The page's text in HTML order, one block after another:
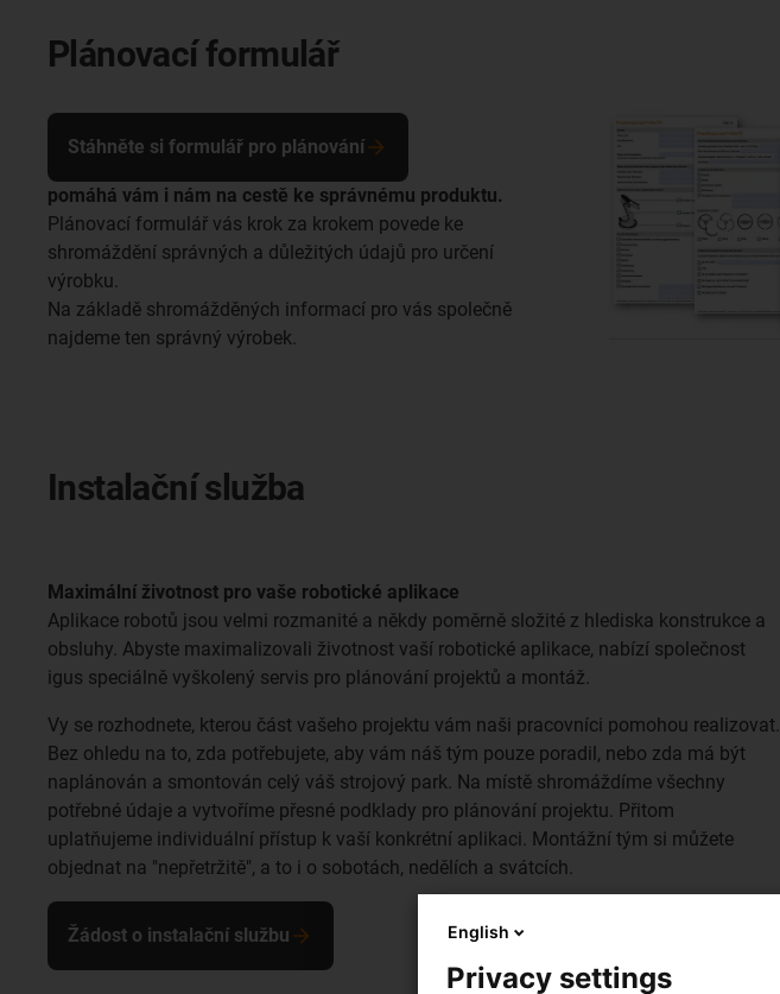
Plánovací formulář
pomáhá vám i nám na cestě ke správnému produktu.
Plánovací formulář vás krok za krokem povede ke
shromáždění správných a důležitých údajů pro určení
výrobku.
Na základě shromážděných informací pro vás společně
najdeme ten správný výrobek.
Stáhněte si formulář pro plánování
Instalační služba
Maximální životnost pro vaše robotické aplikace
Aplikace robotů jsou velmi rozmanité a někdy poměrně složité z hlediska konstrukce a
obsluhy. Abyste maximalizovali životnost vaší robotické aplikace, nabízí společnost
igus speciálně vyškolený servis pro plánování projektů a montáž.
Vy se rozhodnete, kterou část vašeho projektu vám naši pracovníci pomohou realizovat.
Bez ohledu na to, zda potřebujete, aby vám náš tým pouze poradil, nebo zda má být
naplánován a smontován celý váš strojový park. Na místě shromáždíme všechny
potřebné údaje a vytvoříme přesné podklady pro plánování projektu. Přitom
uplatňujeme individuální přístup k vaší konkrétní aplikaci. Montážní tým si můžete
objednat na "nepřetržitě", a to i o sobotách, nedělích a svátcích.
Žádost o instalační službu English
Privacy settings